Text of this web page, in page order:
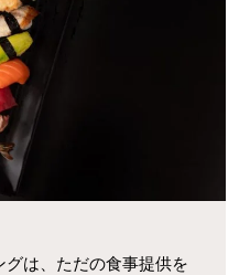
は、ただの食事提供を